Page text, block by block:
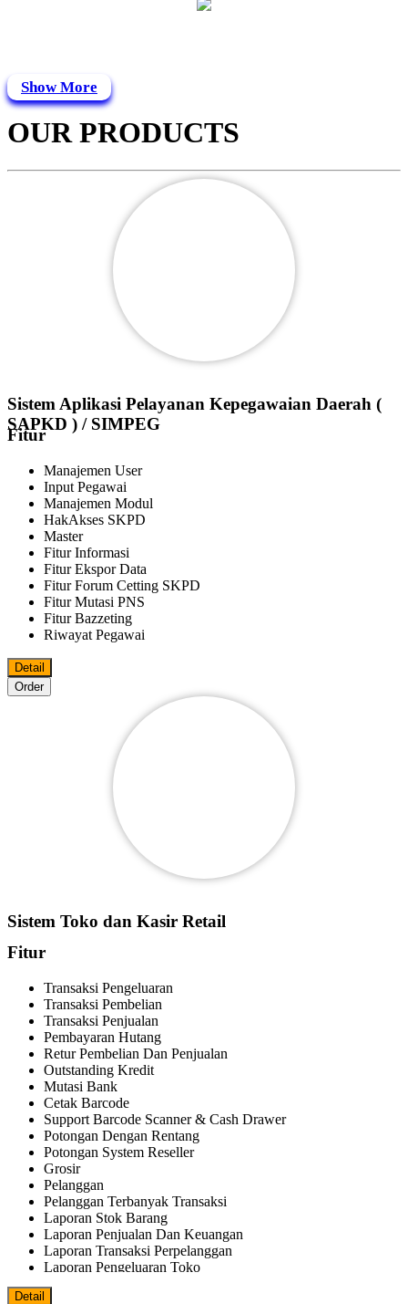
Show More
OUR PRODUCTS
Sistem Aplikasi Pelayanan Kepegawaian Daerah (
SAPKD ) / SIMPEG
Fitur
Manajemen User
Input Pegawai
Manajemen Modul
HakAkses SKPD
Master
Fitur Informasi
Fitur Ekspor Data
Fitur Forum Cetting SKPD
Fitur Mutasi PNS
Fitur Bazzeting
Riwayat Pegawai
Detail
Order
Sistem Toko dan Kasir Retail
Fitur
Transaksi Pengeluaran
Transaksi Pembelian
Transaksi Penjualan
Pembayaran Hutang
Retur Pembelian Dan Penjualan
Outstanding Kredit
Mutasi Bank
Cetak Barcode
Support Barcode Scanner & Cash Drawer
Potongan Dengan Rentang
Potongan System Reseller
Grosir
Pelanggan
Pelanggan Terbanyak Transaksi
Laporan Stok Barang
Laporan Penjualan Dan Keuangan
Laporan Transaksi Perpelanggan
Laporan Pengeluaran Toko
Laporan Fee Marketer
Detail